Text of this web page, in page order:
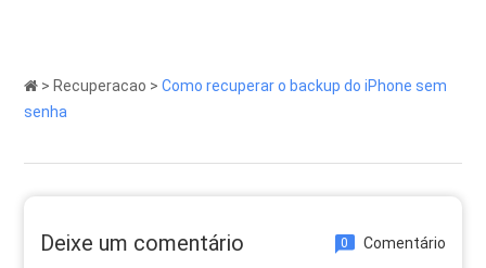
> Recuperacao >Como recuperar o backup do iPhone sem
senha
Deixe um comentário 0 Comentário